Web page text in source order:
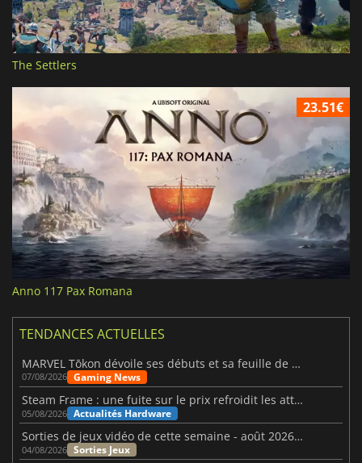
The Settlers
23.51€
Anno 117 Pax Romana
TENDANCES ACTUELLES
MARVEL Tōkon dévoile ses débuts et sa feuille de route
07/08/2026 Gaming News
Steam Frame : une fuite sur le prix refroidit les attentes VR
05/08/2026 Actualités Hardware
Sorties de jeux vidéo de cette semaine - août 2026 (semaine 32)
04/08/2026 Sorties Jeux